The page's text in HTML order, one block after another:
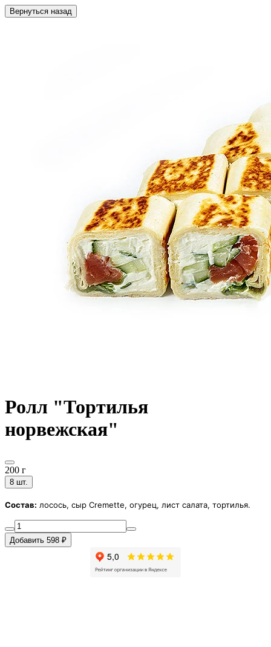
Вернуться назад
Ролл "Тортилья
норвежская"
200 г
8 шт.
Состав: лосось, сыр Cremette, огурец, лист салата, тортилья.
Добавить 598 ₽